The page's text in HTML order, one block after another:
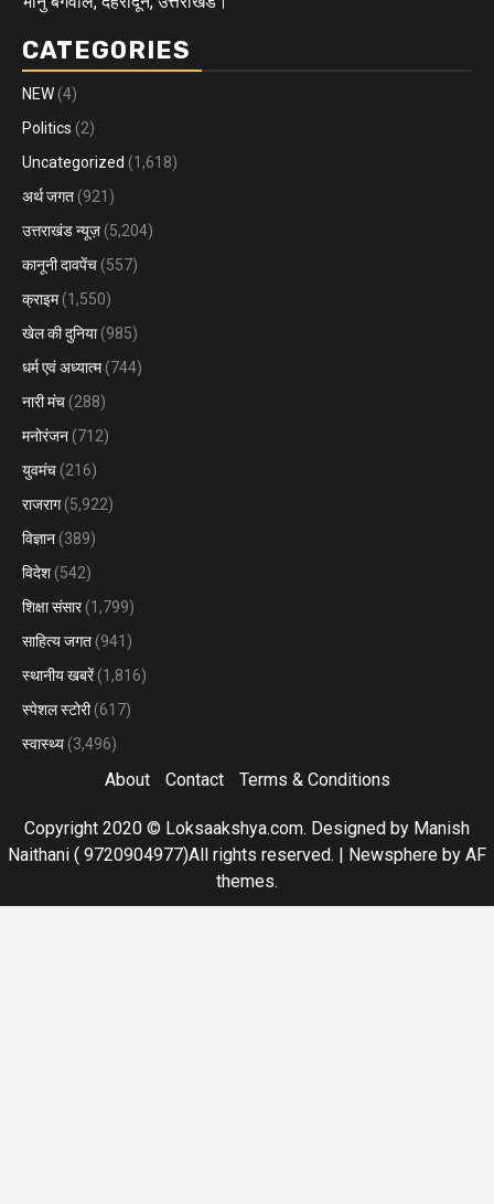
CATEGORIES
NEW (4)
Politics (2)
Uncategorized (1,618)
अर्थ जगत (921)
उत्तराखंड न्यूज़ (5,204)
कानूनी दावपेंच (557)
क्राइम(1,550)
खेल की दुनिया(985)
धर्म एवं अध्यात्म(744)
नारी मंच (288)
मनोरंजन (712)
युवमंच (216)
राजराग(5,922)
विज्ञान (389)
विदेश (542)
शिक्षा संसार(1,799)
साहित्य जगत (941)
स्थानीय खबरें(1,816)
स्पेशल स्टोरी(617)
स्वास्थ्य (3,496)
About Contact Terms & Conditions
Copyright 2020 © Loksaakshya.com. Designed by Manish
Naithani ( 9720904977)All rights reserved. | Newsphere by AF
themes.